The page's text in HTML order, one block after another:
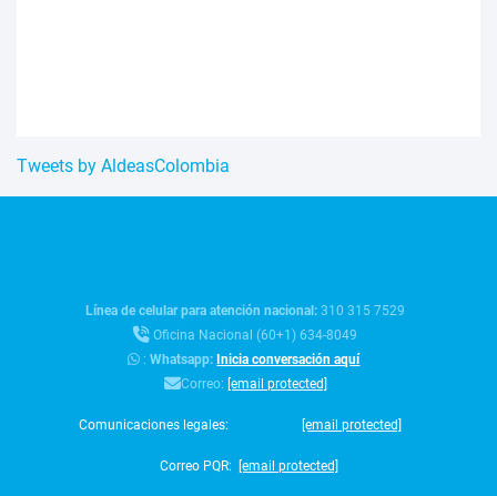
Tweets by AldeasColombia
Línea de celular para atención nacional:310 315 7529
Oficina Nacional (60+1) 634-8049
:Whatsapp: Inicia conversación aquí
Correo: [email protected]
Comunicaciones legales: [email protected]
Correo PQR: [email protected]